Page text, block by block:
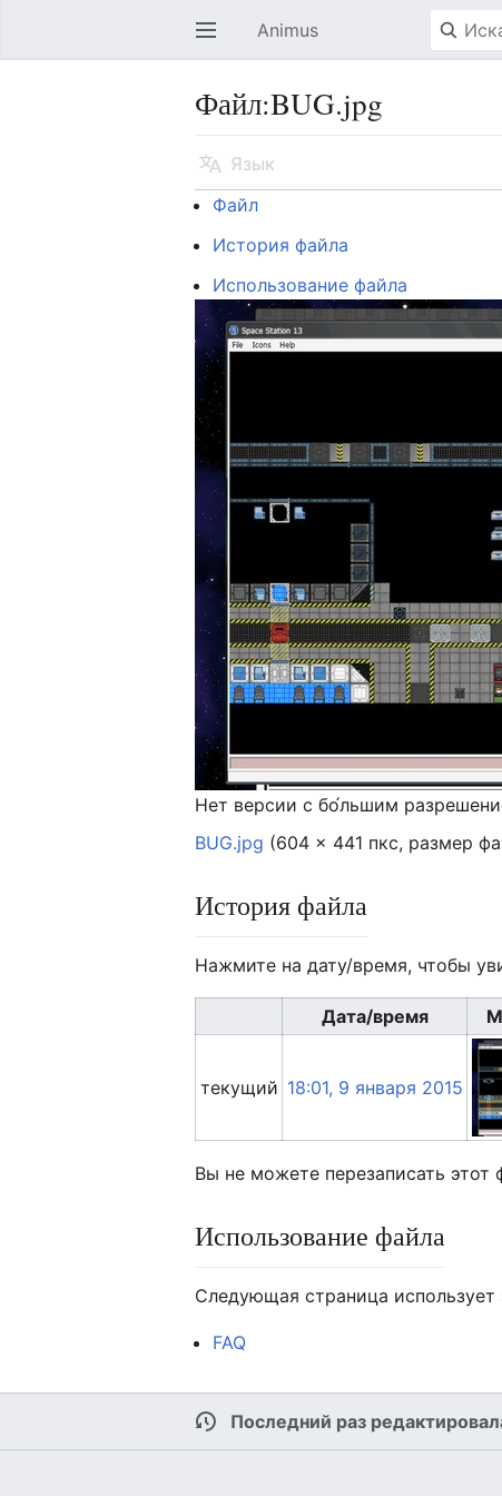
Открыть главное меню Animus
Файл:BUG.jpg
Язык
Файл
История файла
Использование файла
Нет версии с бо́льшим
BUG.jpg (604 × 441 пкс, размер
История файла
Нажмите на дату/время, чтобы
Дата/время
текущий 18:01, 9 января 2015
Вы не можете перезаписать этот
Использование файла
Следующая страница использует
FAQ
Последний раз